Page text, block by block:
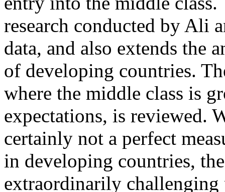
research conducted by Ali
data, and also extends the
of developing countries.
where the middle class is
expectations, is reviewed.
certainly not a perfect
in developing countries,
extraordinarily challenging